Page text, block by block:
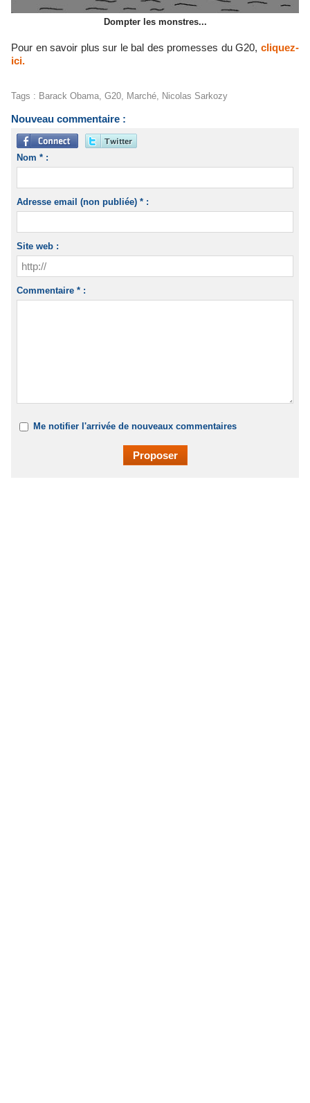
Dompter les monstres...
Pour en savoir plus sur le bal des promesses du G20, cliquez-
ici.
Tags : Barack Obama, G20, Marché, Nicolas Sarkozy
Nouveau commentaire :
Nom * :
Adresse email (non publiée) * :
Site web :
Commentaire * :
Me notifier l'arrivée de nouveaux commentaires